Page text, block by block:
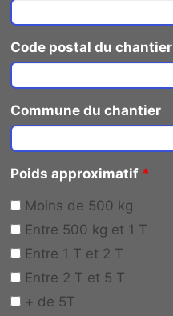
Code postal du chantier
Commune du chantier
Poids approximatif *
Moins de 500 kg
Entre 500 kg et 1 T
Entre 1 T et 2 T
Entre 2 T et 5 T
+ de 5T